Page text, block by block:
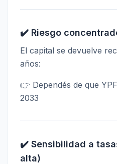
✔️ Riesgo
El capital se devuelve
años:
👉 Dependés de que
2033
✔️ Sensibilidad a
alta)